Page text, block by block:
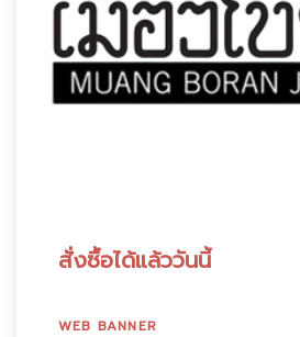
สั่งซื้อได้แล้ววันนี้
WEB BANNER